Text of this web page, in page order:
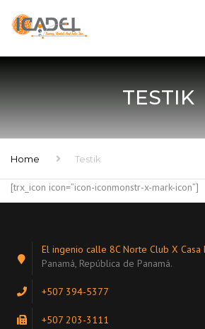
TESTIK
Home Testik
[trx_icon icon=”icon-iconmonstr-x-mark-icon”]
El ingenio calle 8C Norte Club X Casa
Panamá, República de Panamá.
+507 394-5377
+507 203-3111